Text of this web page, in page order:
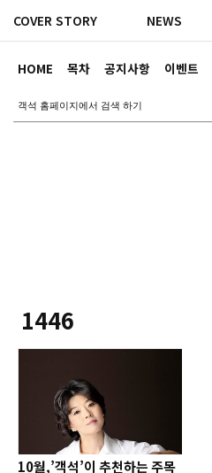
HOME 목차 공지사항 이벤트
COVER STORY NEWS
1446
10월,’객석’이 추천하는 주목